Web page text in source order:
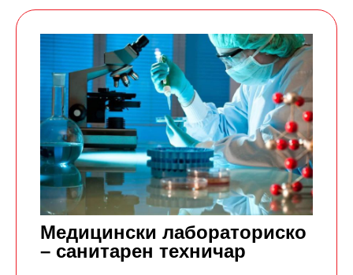
Медицински лабораториско
– санитарен техничар